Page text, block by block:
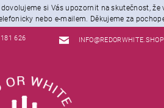
dovolujeme si Vás upozornit na skutečnost,
nebo e-mailem. Děkujeme za
626 INFO@REDORWHITE.SHOP